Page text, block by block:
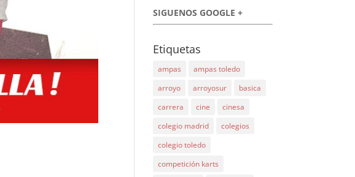
SIGUENOS GOOGLE +
Etiquetas
ampas
ampas toledo
arroyo
arroyosur
basica
carrera
cine
cinesa
colegio madrid
colegios
colegio toledo
competición karts